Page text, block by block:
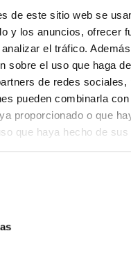
de este sitio web se
y los anuncios, ofrecer
el tráfico.
sobre el uso que haga
de redes sociales,
pueden combinarla
proporcionado o que
que haya hecho de